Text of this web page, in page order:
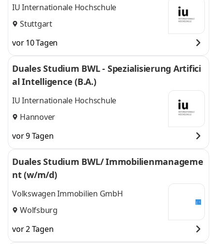
IU Internationale Hochschule
Stuttgart
vor 10 Tagen
Duales Studium BWL - Spezialisierung Artifici
al Intelligence (B.A.)
IU Internationale Hochschule
Hannover
vor 9 Tagen
Duales Studium BWL/ Immobilienmanageme
nt (w/m/d)
Volkswagen Immobilien GmbH
Wolfsburg
vor 2 Tagen